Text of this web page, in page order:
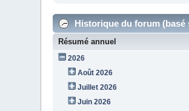
Historique du forum
Résumé annuel
2026
Août 2026
Juillet 2026
Juin 2026